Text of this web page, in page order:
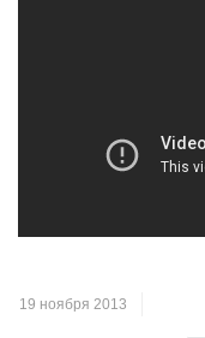
19 ноября 2013